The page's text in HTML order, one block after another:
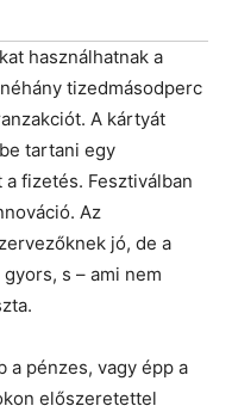
használhatnak a
tizedmásodperc
A kártyát
tartani egy
fizetés. Fesztiválban
Az
jó, de a
s – ami nem
a pénzes, vagy épp a
előszeretettel